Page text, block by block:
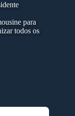
para
todos os